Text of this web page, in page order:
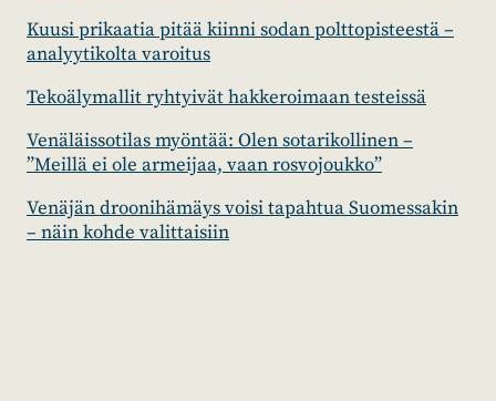
Kuusi prikaatia pitää kiinni sodan polttopisteestä –
analyytikolta varoitus
Tekoälymallit ryhtyivät hakkeroimaan testeissä
Venäläissotilas myöntää: Olen sotarikollinen –
”Meillä ei ole armeijaa, vaan rosvojoukko”
Venäjän droonihämäys voisi tapahtua Suomessakin
– näin kohde valittaisiin